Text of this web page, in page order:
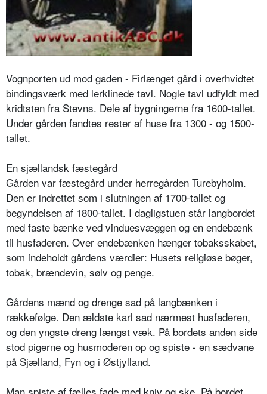
Vognporten ud mod gaden - Firlænget gård i overhvidtet
bindingsværk med lerklinede tavl. Nogle tavl udfyldt med
kridtsten fra Stevns. Dele af bygningerne fra 1600-tallet.
Under gården fandtes rester af huse fra 1300 - og 1500-
tallet.
En sjællandsk fæstegård
Gården var fæstegård under herregården Turebyholm.
Den er indrettet som i slutningen af 1700-tallet og
begyndelsen af 1800-tallet. I dagligstuen står langbordet
med faste bænke ved vinduesvæggen og en endebænk
til husfaderen. Over endebænken hænger tobaksskabet,
som indeholdt gårdens værdier: Husets religiøse bøger,
tobak, brændevin, sølv og penge.
Gårdens mænd og drenge sad på langbænken i
rækkefølge. Den ældste karl sad nærmest husfaderen,
og den yngste dreng længst væk. På bordets anden side
stod pigerne og husmoderen op og spiste - en sædvane
på Sjælland, Fyn og i Østjylland.